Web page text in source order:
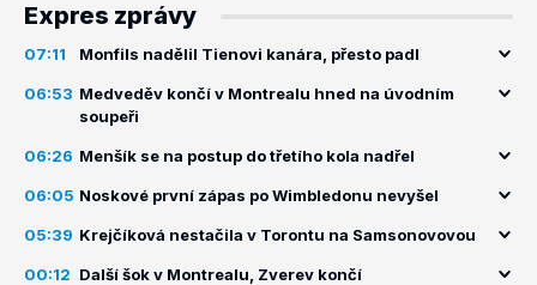
Expres zprávy
07:11 Monfils nadělil Tienovi kanára, přesto padl
06:53 Medveděv končí v Montrealu hned na úvodním
soupeři
06:26 Menšík se na postup do třetího kola nadřel
06:05 Noskové první zápas po Wimbledonu nevyšel
05:39 Krejčíková nestačila v Torontu na Samsonovovou
00:12 Další šok v Montrealu, Zverev končí